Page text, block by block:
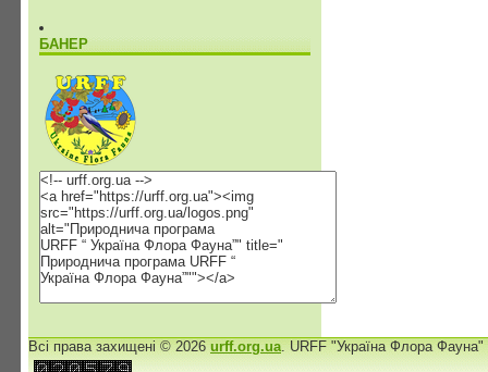
БАНЕР
Всі права захищені © 2026urff.org.ua. URFF "Україна Флора Фауна"